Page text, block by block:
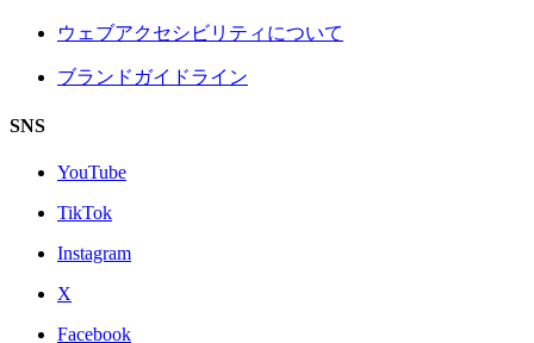
ウェブアクセシビリティについて
ブランドガイドライン
SNS
YouTube
TikTok
Instagram
X
Facebook